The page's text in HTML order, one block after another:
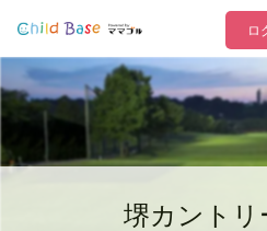
ロ
堺カントリ